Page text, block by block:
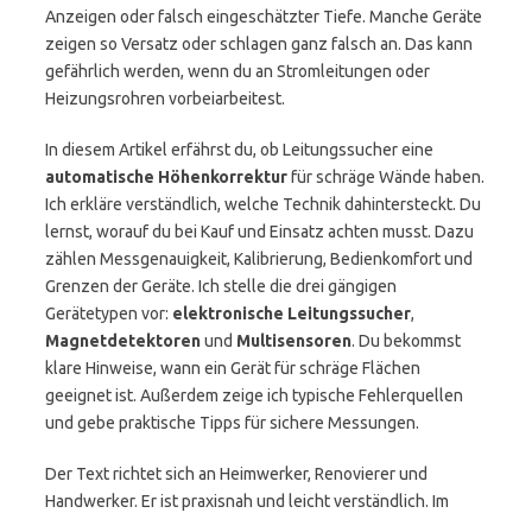
Anzeigen oder falsch eingeschätzter Tiefe. Manche Geräte
zeigen so Versatz oder schlagen ganz falsch an. Das kann
gefährlich werden, wenn du an Stromleitungen oder
Heizungsrohren vorbeiarbeitest.
In diesem Artikel erfährst du, ob Leitungssucher eine
automatische Höhenkorrekturfür schräge Wände haben.
Ich erkläre verständlich, welche Technik dahintersteckt. Du
lernst, worauf du bei Kauf und Einsatz achten musst. Dazu
zählen Messgenauigkeit, Kalibrierung, Bedienkomfort und
Grenzen der Geräte. Ich stelle die drei gängigen
Gerätetypen vor: elektronische Leitungssucher,
Magnetdetektorenund Multisensoren. Du bekommst
klare Hinweise, wann ein Gerät für schräge Flächen
geeignet ist. Außerdem zeige ich typische Fehlerquellen
und gebe praktische Tipps für sichere Messungen.
Der Text richtet sich an Heimwerker, Renovierer und
Handwerker. Er ist praxisnah und leicht verständlich. Im